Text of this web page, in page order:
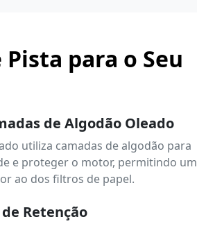
para o Seu
de Algodão Oleado
utiliza camadas de algodão para
e proteger o motor, permitindo um
ao dos filtros de papel.
Retenção